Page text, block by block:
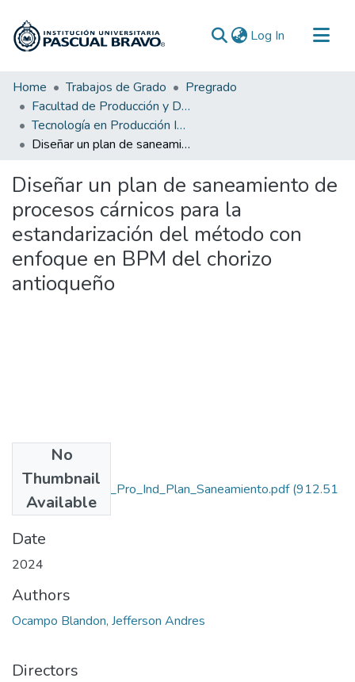
Log In (current)
Communities & Collections
All of DSpace
Statistics
Home Trabajos de Grado
Pregrado
Facultad de Producción y Diseño
Tecnología en Producción Industrial
Diseñar un plan de saneamiento de procesos cárnicos para la estandarización del método con enfoque en BPM del chorizo antioqueño
Diseñar un plan de saneamiento de
procesos cárnicos para la
estandarización del método con
enfoque en BPM del chorizo
antioqueño
No
Thumbnail
Available
Rep_IUPB_Tec_Pro_Ind_Plan_Saneamiento.pdf(912.51
KB)
Date
2024
Authors
Ocampo Blandon, Jefferson Andres
Directors